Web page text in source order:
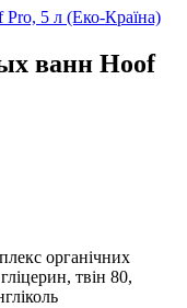
ванн Hoof
органічних
твін 80,